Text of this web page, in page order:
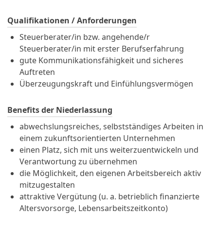
Qualifikationen / Anforderungen
Steuerberater/in bzw. angehende/r
Steuerberater/in mit erster Berufserfahrung
gute Kommunikationsfähigkeit und sicheres
Auftreten
Überzeugungskraft und Einfühlungsvermögen
Benefits der Niederlassung
abwechslungsreiches, selbstständiges Arbeiten in
einem zukunftsorientierten Unternehmen
einen Platz, sich mit uns weiterzuentwickeln und
Verantwortung zu übernehmen
die Möglichkeit, den eigenen Arbeitsbereich aktiv
mitzugestalten
attraktive Vergütung (u. a. betrieblich finanzierte
Altersvorsorge, Lebensarbeitszeitkonto)